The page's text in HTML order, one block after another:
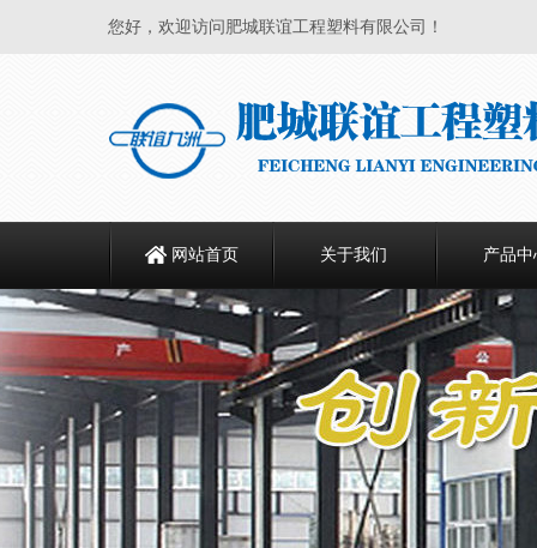
您好，欢迎访问肥城联谊工程塑料有限公司！
网站首页 关于我们 产品中